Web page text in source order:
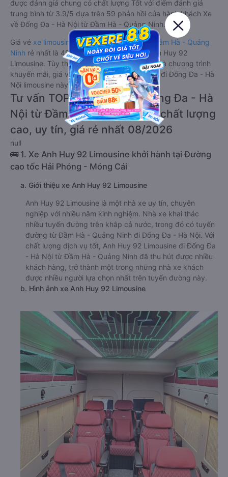
được đánh giá chung có chất lượng Tốt với điểm đánh giá
trung bình từ 3.9/5 dựa trên 59 phản hồi của hành khách Xe
về Đống Đa - Hà Nội từ Đầm Hà - Quảng Ninh.
Giá vé xe limousine đi Đống Đa - Hà Nội từ Đầm Hà - Quảng
Ninh rẻ nhất là 495000VND của hãng xe Anh Huy 92
Limousine. Tùy thuộc vào vị trí ngồi của bạn và chương trình
khuyến mãi, giá vé Xe Đầm Hà - Quảng Ninh đi Đống Đa - Hà
Nội limousine này có thể sẽ rẻ hơn
Tư vấn TOP 1 xe khách đi Đống Đa - Hà
Nội từ Đầm Hà - Quảng Ninh chất lượng
cao, uy tín, giá rẻ nhất 08/2026
null
🚌 1. Xe Anh Huy 92 Limousine khởi hành tại Đường
cao tốc Hải Phóng - Móng Cái
a. Giới thiệu xe Anh Huy 92 Limousine
Anh Huy 92 Limousine là một nhà xe uy tín, chuyên
nghiệp với nhiều năm kinh nghiệm. Nhà xe khai thác
nhiều tuyến đường trên khắp cả nước, trong đó có tuyến
đường từ Đầm Hà - Quảng Ninh đi Đống Đa - Hà Nội. Với
chất lượng dịch vụ tốt, Anh Huy 92 Limousine đi Đống Đa
- Hà Nội từ Đầm Hà - Quảng Ninh đã thu hút được nhiều
khách hàng, trở thành một trong những nhà xe khách
được nhiều người lựa chọn nhất trên tuyến đường này.
b. Hình ảnh xe Anh Huy 92 Limousine